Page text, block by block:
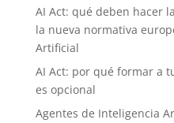
AI Act: qué deben hacer
la nueva normativa
Artificial
AI Act: por qué formar a
es opcional
Agentes de Inteligencia